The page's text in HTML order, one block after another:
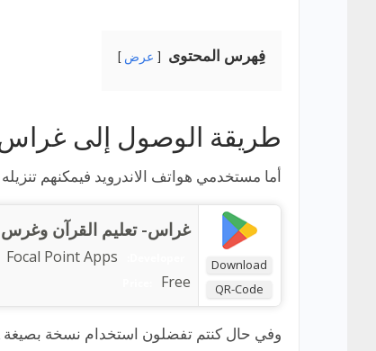
فِهرس المحتوى عرض
طريقة الوصول إلى
أما مستخدمي هواتف الاندرويد فيمكنهم
Download
QR-Code
غراس- تعليم القرآن وغرس
Focal Point Apps
Free
وفي حال كنتم تفضلون استخدام نسخة بصيغة Apk قوموا بزيارة هذا الرابط: